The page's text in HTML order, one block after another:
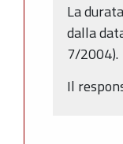
La
dalla
7/2004).
Il